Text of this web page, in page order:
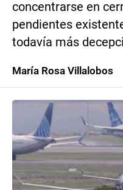
concentrarse en
pendientes
todavía más
María Rosa Villalobos